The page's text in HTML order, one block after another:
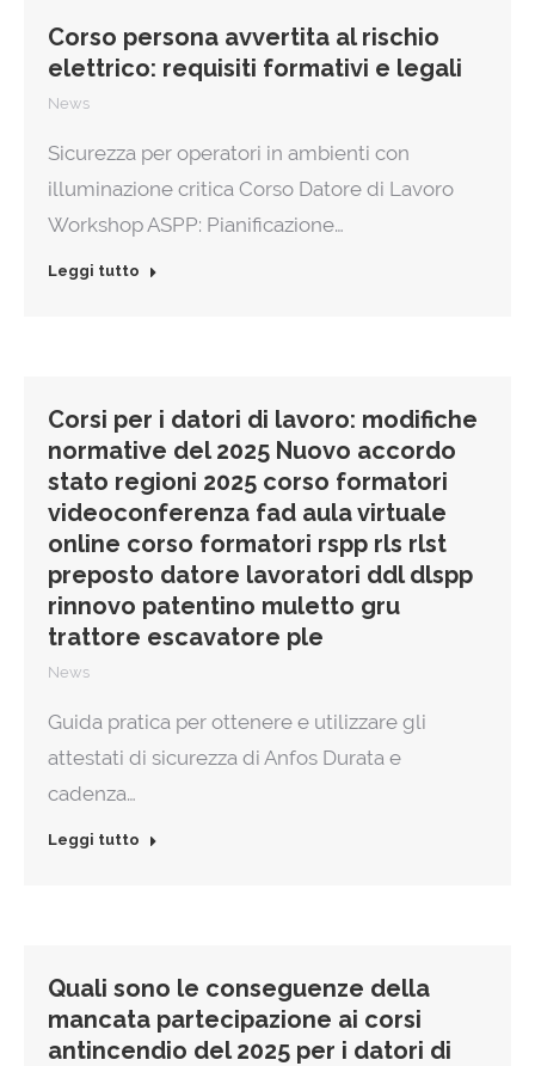
Corso persona avvertita al rischio
elettrico: requisiti formativi e legali
News
Sicurezza per operatori in ambienti con
illuminazione critica Corso Datore di Lavoro
Workshop ASPP: Pianificazione…
Leggi tutto
Corsi per i datori di lavoro: modifiche
normative del 2025 Nuovo accordo
stato regioni 2025 corso formatori
videoconferenza fad aula virtuale
online corso formatori rspp rls rlst
preposto datore lavoratori ddl dlspp
rinnovo patentino muletto gru
trattore escavatore ple
News
Guida pratica per ottenere e utilizzare gli
attestati di sicurezza di Anfos Durata e
cadenza…
Leggi tutto
Quali sono le conseguenze della
mancata partecipazione ai corsi
antincendio del 2025 per i datori di